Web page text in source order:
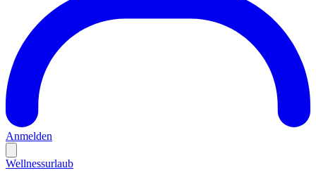
Anmelden
Wellnessurlaub